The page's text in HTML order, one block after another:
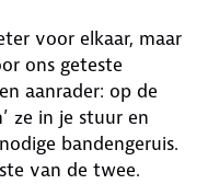
voor elkaar, maar
ons geteste
aanrader: op de
ze in je stuur en
bandengeruis.
van de twee.